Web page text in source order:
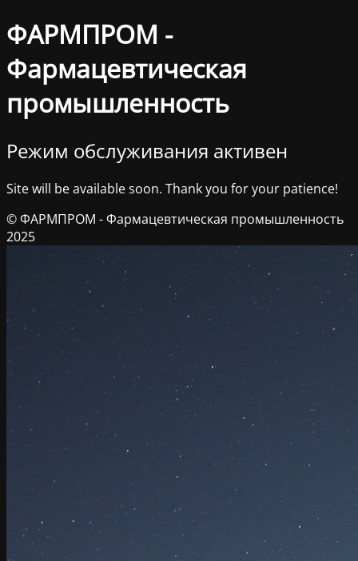
ФАРМПРОМ -
Фармацевтическая
промышленность
Режим обслуживания активен
Site will be available soon. Thank you for your patience!
© ФАРМПРОМ - Фармацевтическая промышленность
2025